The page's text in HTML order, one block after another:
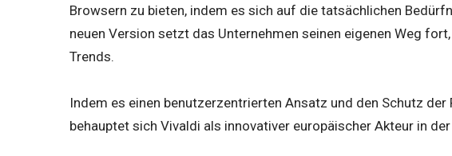
Browsern zu bieten, indem es sich auf die tatsächlichen
neuen Version setzt das Unternehmen seinen eigenen Weg
Trends.
Indem es einen benutzerzentrierten Ansatz und den Schutz
behauptet sich Vivaldi als innovativer europäischer Akteur in